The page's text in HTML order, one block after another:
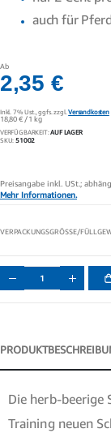
auch für
Ab
2,35 €
Inkl. 7% Ust.,ggfs. zzgl.Versandkosten
18,80 €/ 1 kg
VERFÜGBARKEIT:AUF LAGER
SKU 51002
Preisangabe inkl. USt.;
Mehr Informationen.
VERPACKUNGSGRÖSSE/
Die herb-beerige
Training neuen